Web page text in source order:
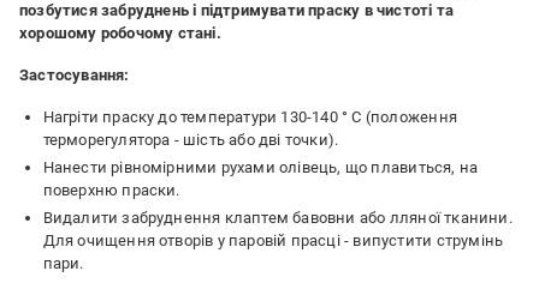
позбутися забруднень і підтримувати праску в чистоті та
хорошому робочому стані.
Застосування:
Нагріти праску до температури 130-140 ° С (положення
терморегулятора - шість або дві точки).
Нанести рівномірними рухами олівець, що плавиться, на
поверхню праски.
Видалити забруднення клаптем бавовни або лляної тканини.
Для очищення отворів у паровій прасці - випустити струмінь
пари.